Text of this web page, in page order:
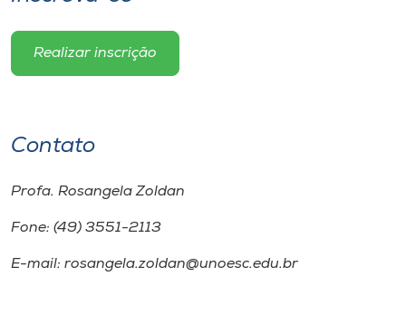
Realizar inscrição
Contato
Profa. Rosangela Zoldan
Fone: (49) 3551-2113
E-mail: rosangela.zoldan@unoesc.edu.br